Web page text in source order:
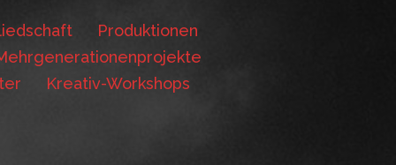
Produktionen
Kreativ-Workshops